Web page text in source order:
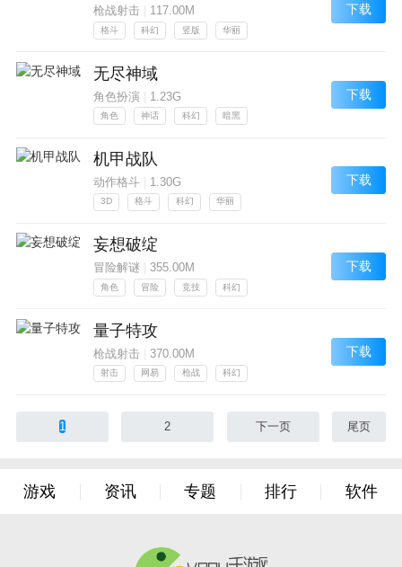
枪战射击 117.00M
格斗 科幻 竖版 华丽
下载
无尽神域
角色扮演 1.23G
角色 神话 科幻 暗黑
下载
机甲战队
动作格斗 1.30G
3D 格斗 科幻 华丽
下载
妄想破绽
冒险解谜 355.00M
角色 冒险 竞技 科幻
下载
量子特攻
枪战射击 370.00M
射击 网易 枪战 科幻
下载
1 2 下一页 尾页
游戏 资讯 专题 排行 软件